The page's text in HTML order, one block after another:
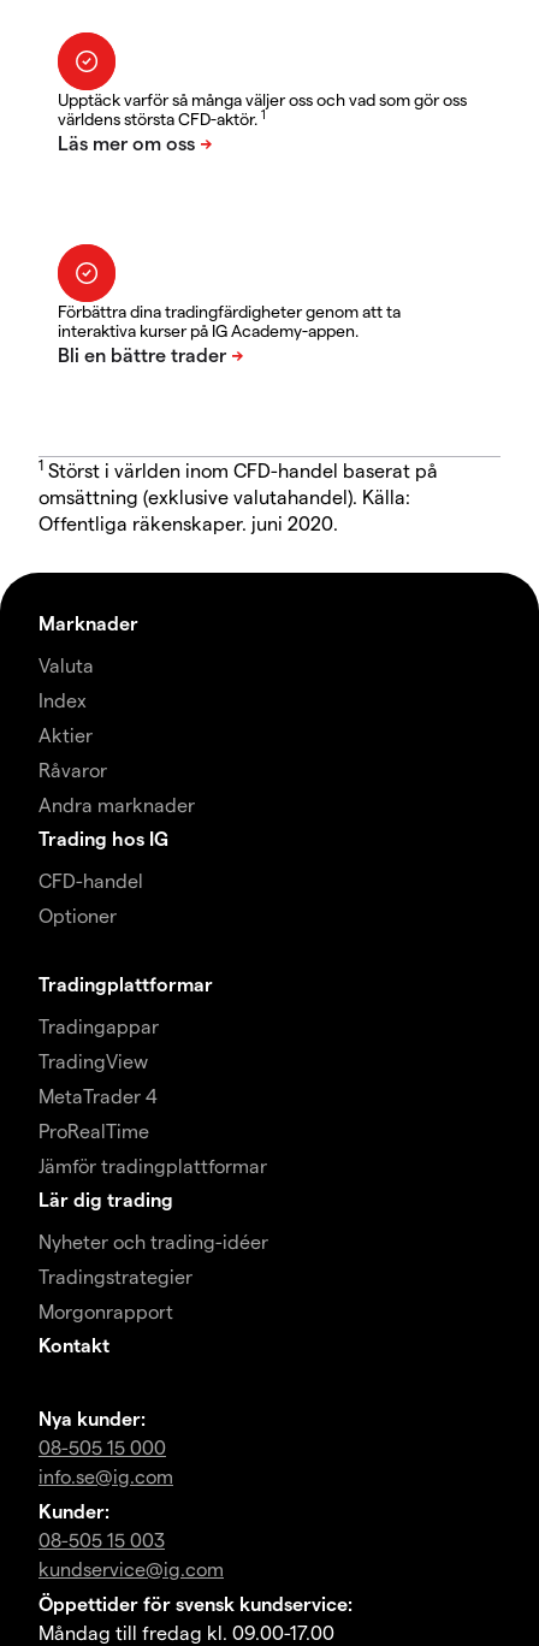
Upptäck varför så många väljer oss och vad som gör oss
världens största CFD-aktör. 1
Förbättra dina tradingfärdigheter genom att ta
interaktiva kurser på IG Academy-appen.
1 Störst i världen inom CFD-handel baserat på
omsättning (exklusive valutahandel). Källa:
Offentliga räkenskaper. juni 2020.
Marknader
Valuta
Index
Aktier
Råvaror
Andra marknader
Trading hos IG
CFD-handel
Optioner
Tradingplattformar
Tradingappar
TradingView
MetaTrader 4
ProRealTime
Jämför tradingplattformar
Lär dig trading
Nyheter och trading-idéer
Tradingstrategier
Morgonrapport
Kontakt
Nya kunder:
08-505 15 000
info.se@ig.com
Kunder:
08-505 15 003
kundservice@ig.com
Öppettider för svensk kundservice:
Måndag till fredag kl. 09.00-17.00